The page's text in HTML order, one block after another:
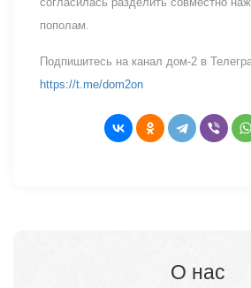
пополам.
Подпишитесь на канал дом-2 в
https://t.me/dom2on
О нас